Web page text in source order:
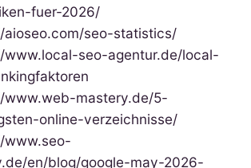
fuer-2026/
aioseo.com/seo-statistics/
www.local-seo-agentur.de/local-
www.web-mastery.de/5-
online-verzeichnisse/
www.seo-
en/blog/google-may-2026-